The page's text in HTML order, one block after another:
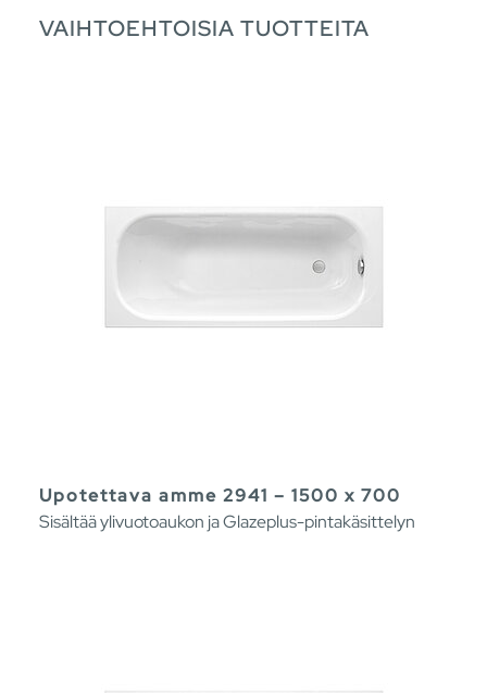
VAIHTOEHTOISIA TUOTTEITA
Upotettava amme 2941 – 1500 x 700
Sisältää ylivuotoaukon ja Glazeplus-pintakäsittelyn